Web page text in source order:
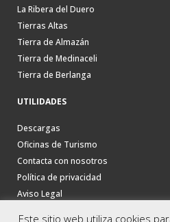
La Ribera del Duero
Tierras Altas
Tierra de Almazán
Tierra de Medinaceli
Tierra de Berlanga
UTILIDADES
Descargas
Oficinas de Turismo
Contacta con nosotros
Política de privacidad
Aviso Legal
Este sitio web utiliza cookies